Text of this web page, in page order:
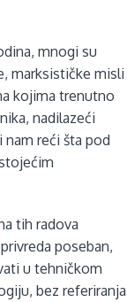
mnogi su
marksističke misli
kojima trenutno
nadilazeći
reći šta pod
tih radova
poseban,
u tehničkom
bez referiranja